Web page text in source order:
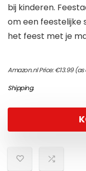
bij kinderen.
om een feestelijke
het feest met je
Amazon.nl Price:€13.99(as
Shipping.